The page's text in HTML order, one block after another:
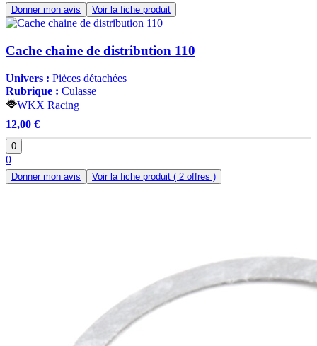
Donner mon avis Voir la fiche produit
Cache chaine de distribution 110
Univers : Pièces détachées
Rubrique : Culasse
WKX Racing
12,00 €
0
0
Donner mon avis Voir la fiche produit ( 2 offres )